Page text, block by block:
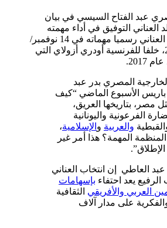
عبد الفتاح السيسي في بيان
العناني التوفيق في أداء مهمته
النبيلة”. وسيتسلم العناني رسميا مهماته في 14 نوفمبر/
تشرين الثاني 2025، خلفا للفرنسية أودري أزولاي التي
المصري بدر عبد
الأسبوع الماضي “كيف
مصر، بتاريخها العريق،
الفرعونية واليونانية
والعربية و الإسلامية،
المنظمة المهمة؟ هذا أمر غير
عبد العاطي إن انتخاب العناني
يعد احتفاء بإسهامات
العربي والأفريقي الثقافية
على مدار آلاف